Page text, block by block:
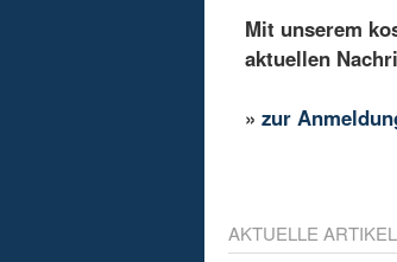
Mit unserem
aktuellen
»zur
AKTUELLE